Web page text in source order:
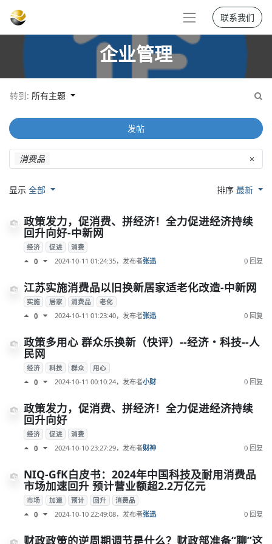
联系我们
企业管理
转到: 所有主题
消费品 ×
发帖
显示 全部 排序最新
政策发力，促消费、拼经济！全力促进经济持续
回升向好-中新网
经济 促进 消费
0 2024-10-11 01:24:35，发布者张迅 0 回复
江苏实施消费品以旧换新居家适老化改造-中新网
实施 居家 消费品 老化
0 2024-10-11 01:23:40，发布者张迅 0 回复
政策多用心 群众乐换新（快评）--经济・科技--人
民网
经济 科技 群众 用心
0 2024-10-11 00:10:24，发布者小财 0 回复
政策发力，促消费、拼经济！全力促进经济持续
回升向好
经济 促进 消费
0 2024-10-10 23:27:29，发布者财神 0 回复
NIQ-GfK白皮书：2024年中国科技及耐用消费品
市场加速回升 预计营业额超2.2万亿元
市场 加速 预计 回升 消费品
0 2024-10-10 22:49:08，发布者张迅 0 回复
财政政策的逆周期调节是什么？财政部准备“聊”这